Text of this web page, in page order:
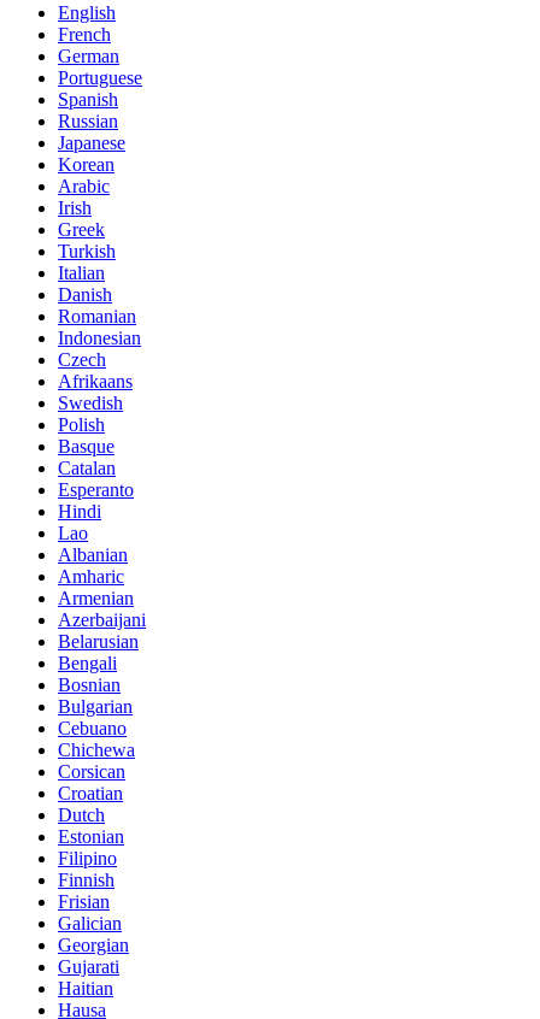
English
French
German
Portuguese
Spanish
Russian
Japanese
Korean
Arabic
Irish
Greek
Turkish
Italian
Danish
Romanian
Indonesian
Czech
Afrikaans
Swedish
Polish
Basque
Catalan
Esperanto
Hindi
Lao
Albanian
Amharic
Armenian
Azerbaijani
Belarusian
Bengali
Bosnian
Bulgarian
Cebuano
Chichewa
Corsican
Croatian
Dutch
Estonian
Filipino
Finnish
Frisian
Galician
Georgian
Gujarati
Haitian
Hausa